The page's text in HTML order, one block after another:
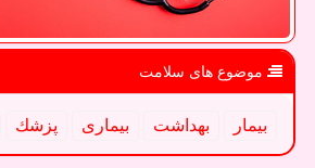
موضوع های سلامت
بیمار بهداشت بیماری پزشك